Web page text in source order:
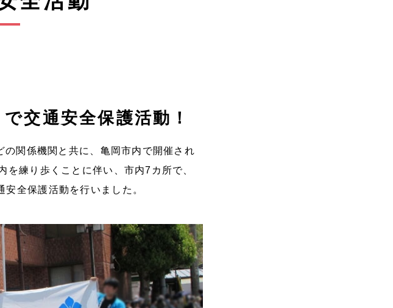
交通安全保護活動！
関係機関と共に、亀岡市内で開催され
を練り歩くことに伴い、市内7カ所で、
安全保護活動を行いました。